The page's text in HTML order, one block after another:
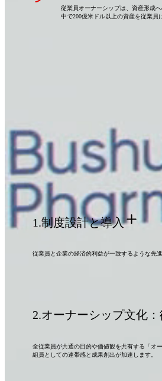
従業員オーナーシップは、資産形成
中で200億米ドル以上の資産を従業員
オーナーシッププログラムの進
オーナーシッププログラムでは、すべての従業
ッププログラムは企業と従業員の利害を一致さ
設立当初からのパートナー企業と協力し、
1.制度設計と導入
従業員と企業の経済的利益が一致するような先
2.オーナーシップ文化
全従業員が共通の目的や価値観を共有する「オ
組員としての連帯感と成果創出が加速します。